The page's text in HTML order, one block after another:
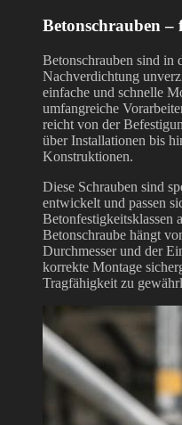
Betonschrauben –
Betonschrauben sind in
Nachverdichtung
einfache und schnelle
umfangreiche
reicht von der
über Installationen bis
Konstruktionen.
Diese Schrauben sind
entwickelt und passen
Betonfestigkeitsklassen
Betonschraube hängt
Durchmesser und der
korrekte Montage
Tragfähigkeit zu